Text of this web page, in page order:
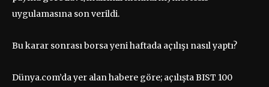
uygulamasına son verildi.
Bu karar sonrası borsa yeni haftada açılışı nasıl yaptı?
Dünya.com’da yer alan habere göre; açılışta BIST 100